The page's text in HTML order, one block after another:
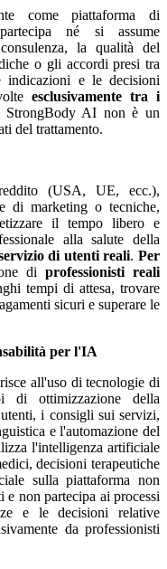
come piattaforma di
né si assume
la qualità del
o gli accordi presi tra
indicazioni e le decisioni
esclusivamente tra i
StrongBody AI non è un
del trattamento.
(USA, UE, ecc.),
di marketing o tecniche,
il tempo libero e
alla salute della
di utenti reali.Per
di professionisti reali
tempi di attesa, trovare
sicuri e superare le
per l'IA
all'uso di tecnologie di
di ottimizzazione della
i consigli sui servizi,
e l'automazione del
l'intelligenza artificiale
decisioni terapeutiche
sulla piattaforma non
non partecipa ai processi
e le decisioni relative
da professionisti